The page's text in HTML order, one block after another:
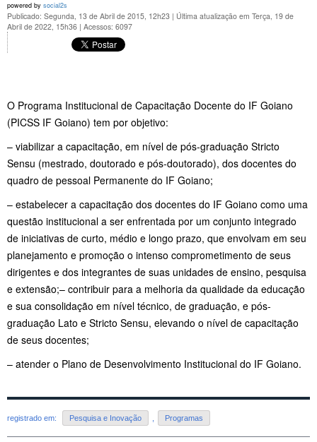
powered by social2s
Publicado: Segunda, 13 de Abril de 2015, 12h23 | Última atualização em Terça, 19 de
Abril de 2022, 15h36 | Acessos: 6097
O Programa Institucional de Capacitação Docente do IF Goiano
(PICSS IF Goiano) tem por objetivo:
– viabilizar a capacitação, em nível de pós-graduação Stricto
Sensu (mestrado, doutorado e pós-doutorado), dos docentes do
quadro de pessoal Permanente do IF Goiano;
– estabelecer a capacitação dos docentes do IF Goiano como uma
questão institucional a ser enfrentada por um conjunto integrado
de iniciativas de curto, médio e longo prazo, que envolvam em seu
planejamento e promoção o intenso comprometimento de seus
dirigentes e dos integrantes de suas unidades de ensino, pesquisa
e extensão;– contribuir para a melhoria da qualidade da educação
e sua consolidação em nível técnico, de graduação, e pós-
graduação Lato e Stricto Sensu, elevando o nível de capacitação
de seus docentes;
– atender o Plano de Desenvolvimento Institucional do IF Goiano.
registrado em: Pesquisa e Inovação Programas